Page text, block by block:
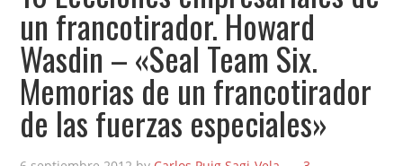
un francotirador. Howard
Wasdin – «Seal Team Six.
Memorias de un francotirador
de las fuerzas especiales»